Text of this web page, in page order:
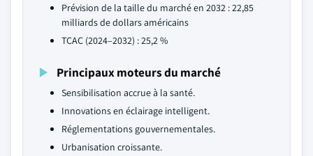
Prévision de la taille du marché en 2032 : 22,85
milliards de dollars américains
TCAC (2024–2032) : 25,2 %
Principaux moteurs du marché
Sensibilisation accrue à la santé.
Innovations en éclairage intelligent.
Réglementations gouvernementales.
Urbanisation croissante.